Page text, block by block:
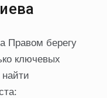
Правом берегу
ключевых